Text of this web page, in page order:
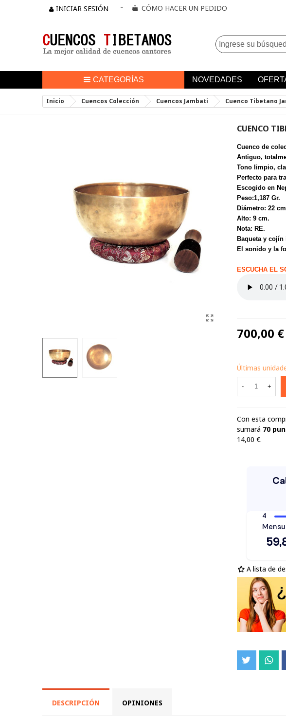
INICIAR SESIÓN CÓMO HACER UN PEDIDO
CATEGORÍAS NOVEDADES
Inicio Cuencos Colección Cuencos Jambati Cuenco Tibetano
CUENCO
Cuenco de
Antiguo,
Tono limpio,
Perfecto para
Escogido en
Peso:1,187 Gr.
Diámetro: 22
Alto: 9 cm.
Nota: RE.
Baqueta y
El sonido y la
ESCUCHA EL
700,00 €
Últimas
- +
Con esta
sumará 70
14,00 €.
A lista de
DESCRIPCIÓN OPINIONES